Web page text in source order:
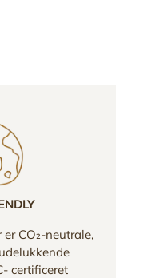
CO₂-neutrale,
certificeret